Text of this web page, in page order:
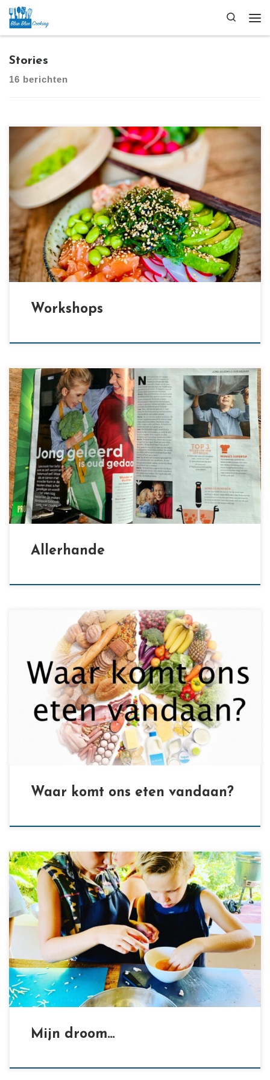
Ga naar inhoud
Search
Stories
16 berichten
[…]
Workshops
[…]
Allerhande
Waar komt ons eten vandaan?
Mijn droom…